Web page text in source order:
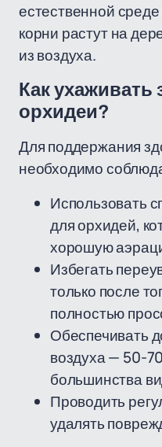
естественной
корни растут на
из воздуха.
Как ухаживать
орхидеи?
Для поддержания
необходимо
Использовать
для орхидей,
хорошую
Избегать
только после
полностью
Обеспечивать
воздуха — 50-
большинства
Проводить
удалять